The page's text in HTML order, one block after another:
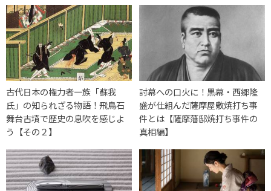
古代日本の権力者一族「蘇我
氏」の知られざる物語！飛鳥石
舞台古墳で歴史の息吹を感じよ
う【その２】
討幕への口火に！黒幕・西郷隆
盛が仕組んだ薩摩屋敷焼打ち事
件とは【薩摩藩邸焼打ち事件の
真相編】